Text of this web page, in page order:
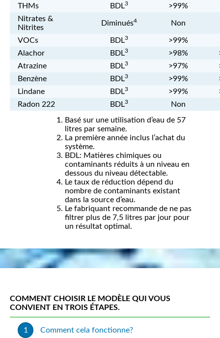
THMs
BDL3
>99%
Nitrates &
Nitrites
Diminués4 Non
VOCs BDL3
>99%
Alachor
BDL3 >98%
Atrazine
BDL3 >97%
Benzène
BDL3 >99%
Lindane
BDL3 >99%
Radon 222
BDL3
Non
Basé sur une utilisation d’eau de 57
litres par semaine.
La première année inclus l’achat du
système.
BDL: Matières chimiques ou
contaminants réduits à un niveau en
dessous du niveau détectable.
Le taux de réduction dépend du
nombre de contaminants existant
dans la source d’eau.
Le fabriquant recommande de ne pas
filtrer plus de 7,5 litres par jour pour
un résultat optimal.
COMMENT CHOISIR LE MODÈLE QUI VOUS
CONVIENT EN TROIS ÉTAPES.
Comment cela fonctionne?